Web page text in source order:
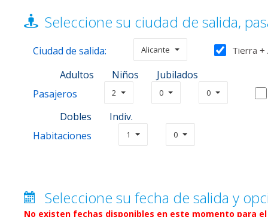
Seleccione su ciudad de salida,
Ciudad de salida: Alicante Tierra +
Adultos Niños
Jubilados
Pasajeros
2 0 0
Dobles
Indiv.
Habitaciones
1 0
Seleccione su fecha de salida y
No existen fechas disponibles en este momento para